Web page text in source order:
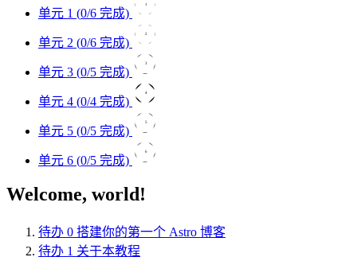
单元 1 (0/6 完成)
1
单元 2 (0/6 完成)
2
单元 3 (0/5 完成)
3
单元 4 (0/4 完成)
4
单元 5 (0/5 完成)
5
单元 6 (0/5 完成)
6
Welcome, world!
待办 0 搭建你的第一个 Astro 博客
待办 1 关于本教程